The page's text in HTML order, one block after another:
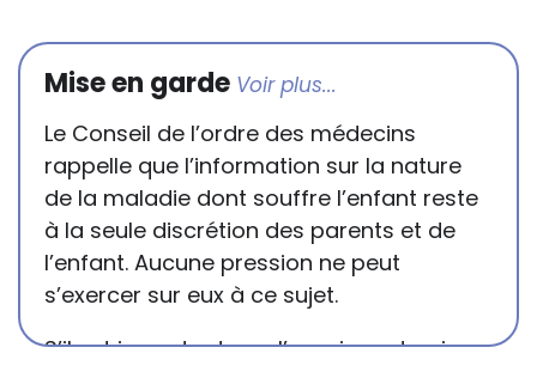
Mise en garde
Le Conseil de l’ordre des médecins
rappelle que l’information sur la nature
de la maladie dont souffre l’enfant reste
à la seule discrétion des parents et de
l’enfant. Aucune pression ne peut
s’exercer sur eux à ce sujet.
S’il est important que l’enseignant puisse